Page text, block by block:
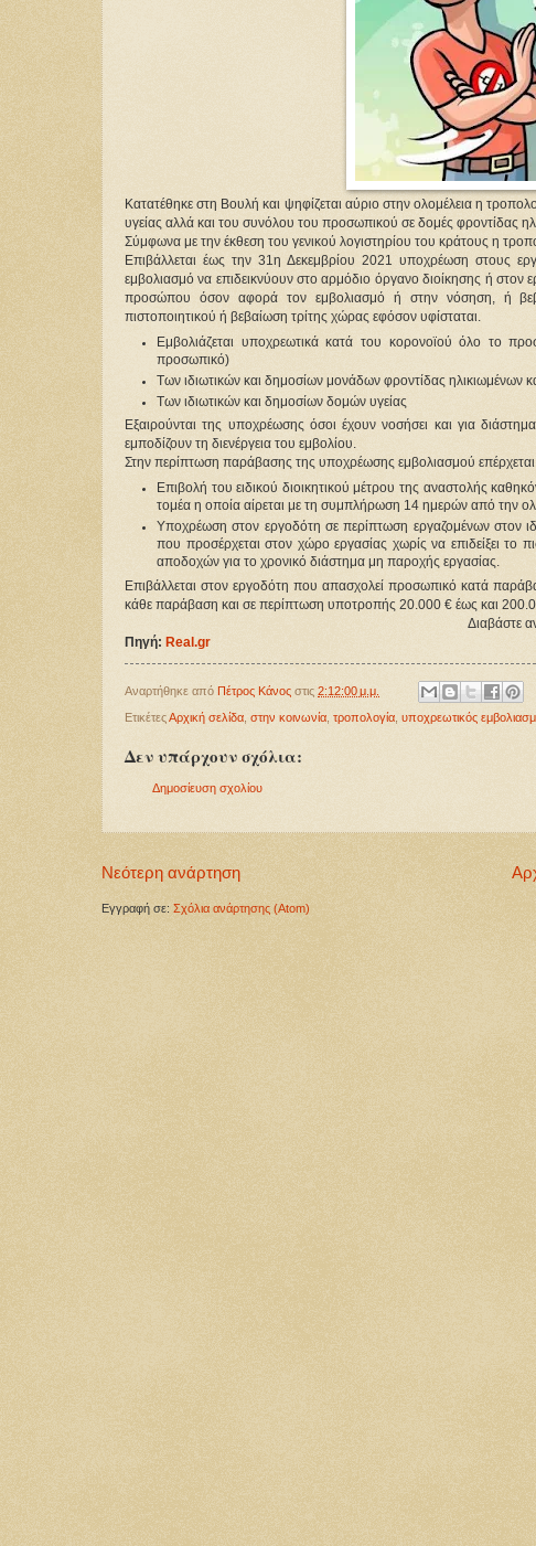
Κατατέθηκε στη Βουλή και ψηφίζεται αύριο στην ολομέλεια η
υγείας αλλά και του συνόλου του προσωπικού σε δομές φροντίδας
Σύμφωνα με την έκθεση του γενικού λογιστηρίου του κράτους η
Επιβάλλεται έως την 31η Δεκεμβρίου 2021 υποχρέωση στους
εμβολιασμό να επιδεικνύουν στο αρμόδιο όργανο διοίκησης ή
προσώπου όσον αφορά τον εμβολιασμό ή στην νόσηση, ή
πιστοποιητικού ή βεβαίωση τρίτης χώρας εφόσον υφίσταται.
Εμβολιάζεται υποχρεωτικά κατά του κορονοϊού όλο το
προσωπικό)
Των ιδιωτικών και δημοσίων μονάδων φροντίδας ηλικιωμένων
Των ιδιωτικών και δημοσίων δομών υγείας
Εξαιρούνται της υποχρέωσης όσοι έχουν νοσήσει και για
εμποδίζουν τη διενέργεια του εμβολίου.
Στην περίπτωση παράβασης της υποχρέωσης εμβολιασμού επέρχεται
Επιβολή του ειδικού διοικητικού μέτρου της αναστολής
τομέα η οποία αίρεται με τη συμπλήρωση 14 ημερών από την
Υποχρέωση στον εργοδότη σε περίπτωση εργαζομένων στον
που προσέρχεται στον χώρο εργασίας χωρίς να επιδείξει
αποδοχών για το χρονικό διάστημα μη παροχής εργασίας.
Επιβάλλεται στον εργοδότη που απασχολεί προσωπικό κατά
κάθε παράβαση και σε περίπτωση υποτροπής 20.000 € έως και
Διαβάστε
Πηγή: Real.gr
Αναρτήθηκε από Πέτρος Κάνος στις 2:12:00 μ.μ.
ΕτικέτεςΑρχική σελίδα στην κοινωνία τροπολογία υποχρεωτικός
Δεν υπάρχουν σχόλια:
Δημοσίευση σχολίου
Νεότερη ανάρτηση
Εγγραφή σε: Σχόλια ανάρτησης (Atom)